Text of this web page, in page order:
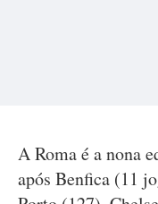
A Roma é a nona
após Benfica (11